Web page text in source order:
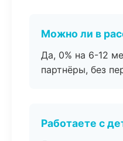
Можно ли в
Да, 0% на 6-12
партнёры, без
Работаете с